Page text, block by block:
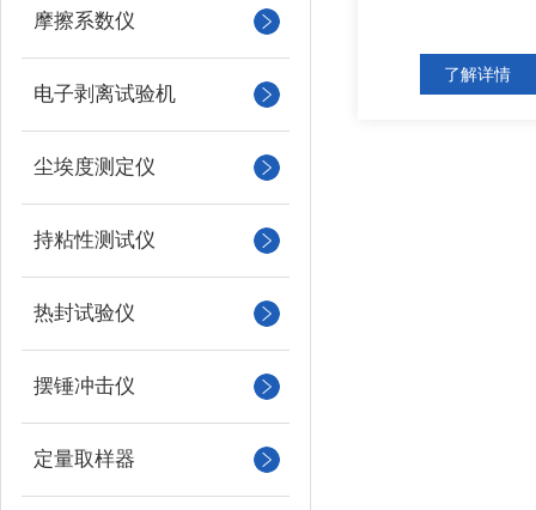
摩擦系数仪
电子剥离试验机
尘埃度测定仪
持粘性测试仪
热封试验仪
摆锤冲击仪
定量取样器
了解详情